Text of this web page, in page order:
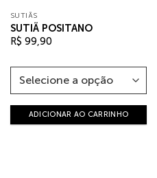
SUTIÃS
SUTIÃ POSITANO
R$ 99,90
ADICIONAR AO CARRINHO